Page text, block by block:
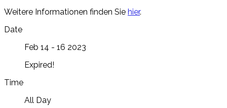
Weitere Informationen finden Sie hier.
Date
Feb 14 - 16 2023
Expired!
Time
All Day